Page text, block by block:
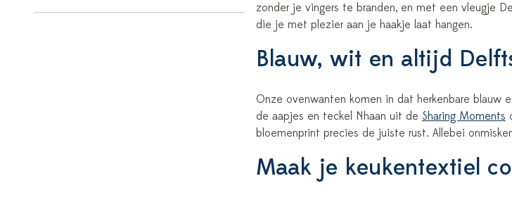
zonder je vingers te branden, en met een vleugje
die je met plezier aan je haakje laat hangen.
Blauw, wit en altijd
Onze ovenwanten komen in dat herkenbare blauw
de aapjes en teckel Nhaan uit de Sharing Moments
bloemenprint precies de juiste rust. Allebei
Maak je keukentextiel